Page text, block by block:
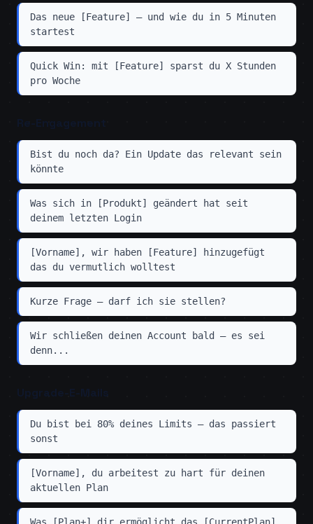
Das neue [Feature] — und wie du in 5 Minuten
startest
Quick Win: mit [Feature] sparst du X Stunden
pro Woche
Bist du noch da? Ein Update das relevant sein
könnte
Was sich in [Produkt] geändert hat seit
deinem letzten Login
[Vorname], wir haben [Feature] hinzugefügt
das du vermutlich wolltest
Kurze Frage — darf ich sie stellen?
Wir schließen deinen Account bald — es sei
denn...
Du bist bei 80% deines Limits — das passiert
sonst
[Vorname], du arbeitest zu hart für deinen
aktuellen Plan